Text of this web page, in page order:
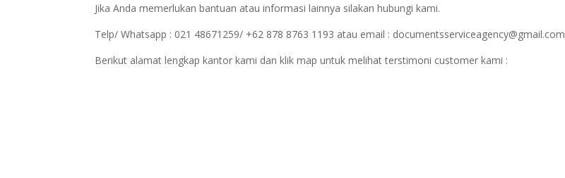
Jika Anda memerlukan bantuan atau informasi lainnya silakan hubungi kami.
Telp/ Whatsapp : 021 48671259/ +62 878 8763 1193 atau email : documentsserviceagency@gmail.com
Berikut alamat lengkap kantor kami dan klik map untuk melihat terstimoni customer kami :